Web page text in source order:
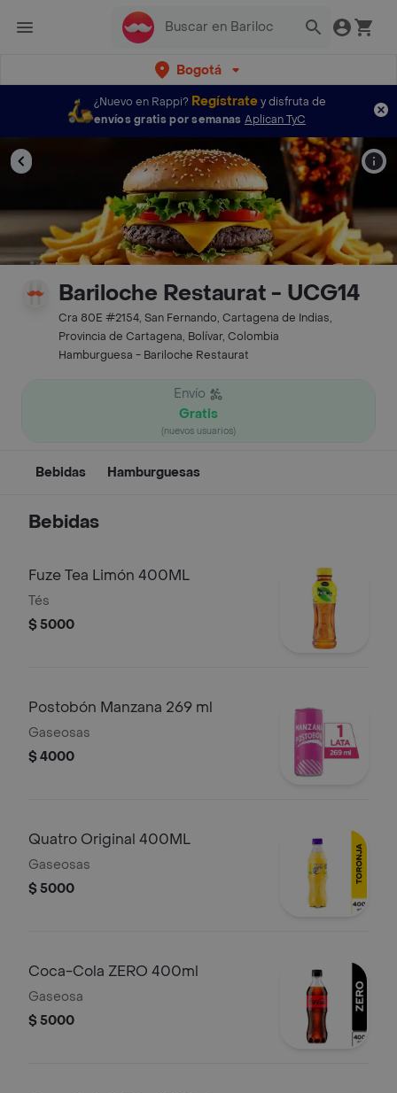
Bogotá
¿Nuevo en Rappi? Regístratey disfruta de
envíos gratis por semanas Aplican TyC
Bariloche Restaurat - UCG14
Cra 80E #2154, San Fernando, Cartagena de Indias,
Provincia de Cartagena, Bolívar, Colombia
Hamburguesa - Bariloche Restaurat
Envío
Gratis
(nuevos usuarios)
Bebidas Hamburguesas
Bebidas
Fuze Tea Limón 400ML
Tés
$ 5000
Postobón Manzana 269 ml
Gaseosas
$ 4000
Quatro Original 400ML
Gaseosas
$ 5000
Coca-Cola ZERO 400ml
Gaseosa
$ 5000